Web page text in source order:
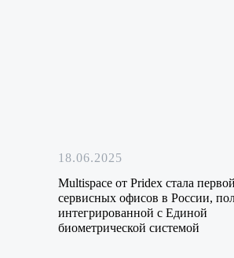
18.06.2025
Multispace от Pridex стала
сервисных офисов в России,
интегрированной с Единой
биометрической системой